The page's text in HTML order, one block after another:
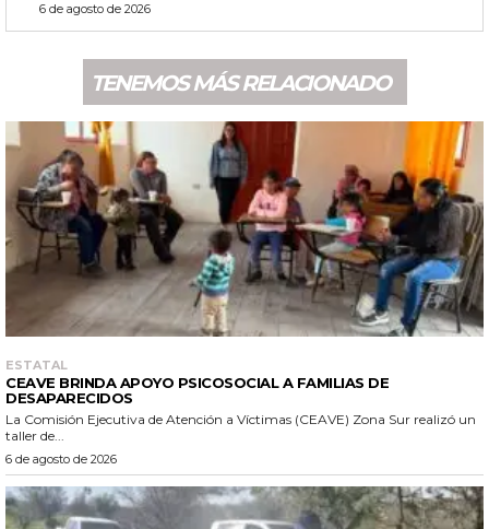
6 de agosto de 2026
TENEMOS MÁS RELACIONADO
ESTATAL
CEAVE BRINDA APOYO PSICOSOCIAL A FAMILIAS DE
DESAPARECIDOS
La Comisión Ejecutiva de Atención a Víctimas (CEAVE) Zona Sur realizó un
taller de...
6 de agosto de 2026